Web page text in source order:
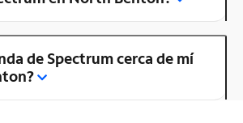
de Spectrum cerca de mí